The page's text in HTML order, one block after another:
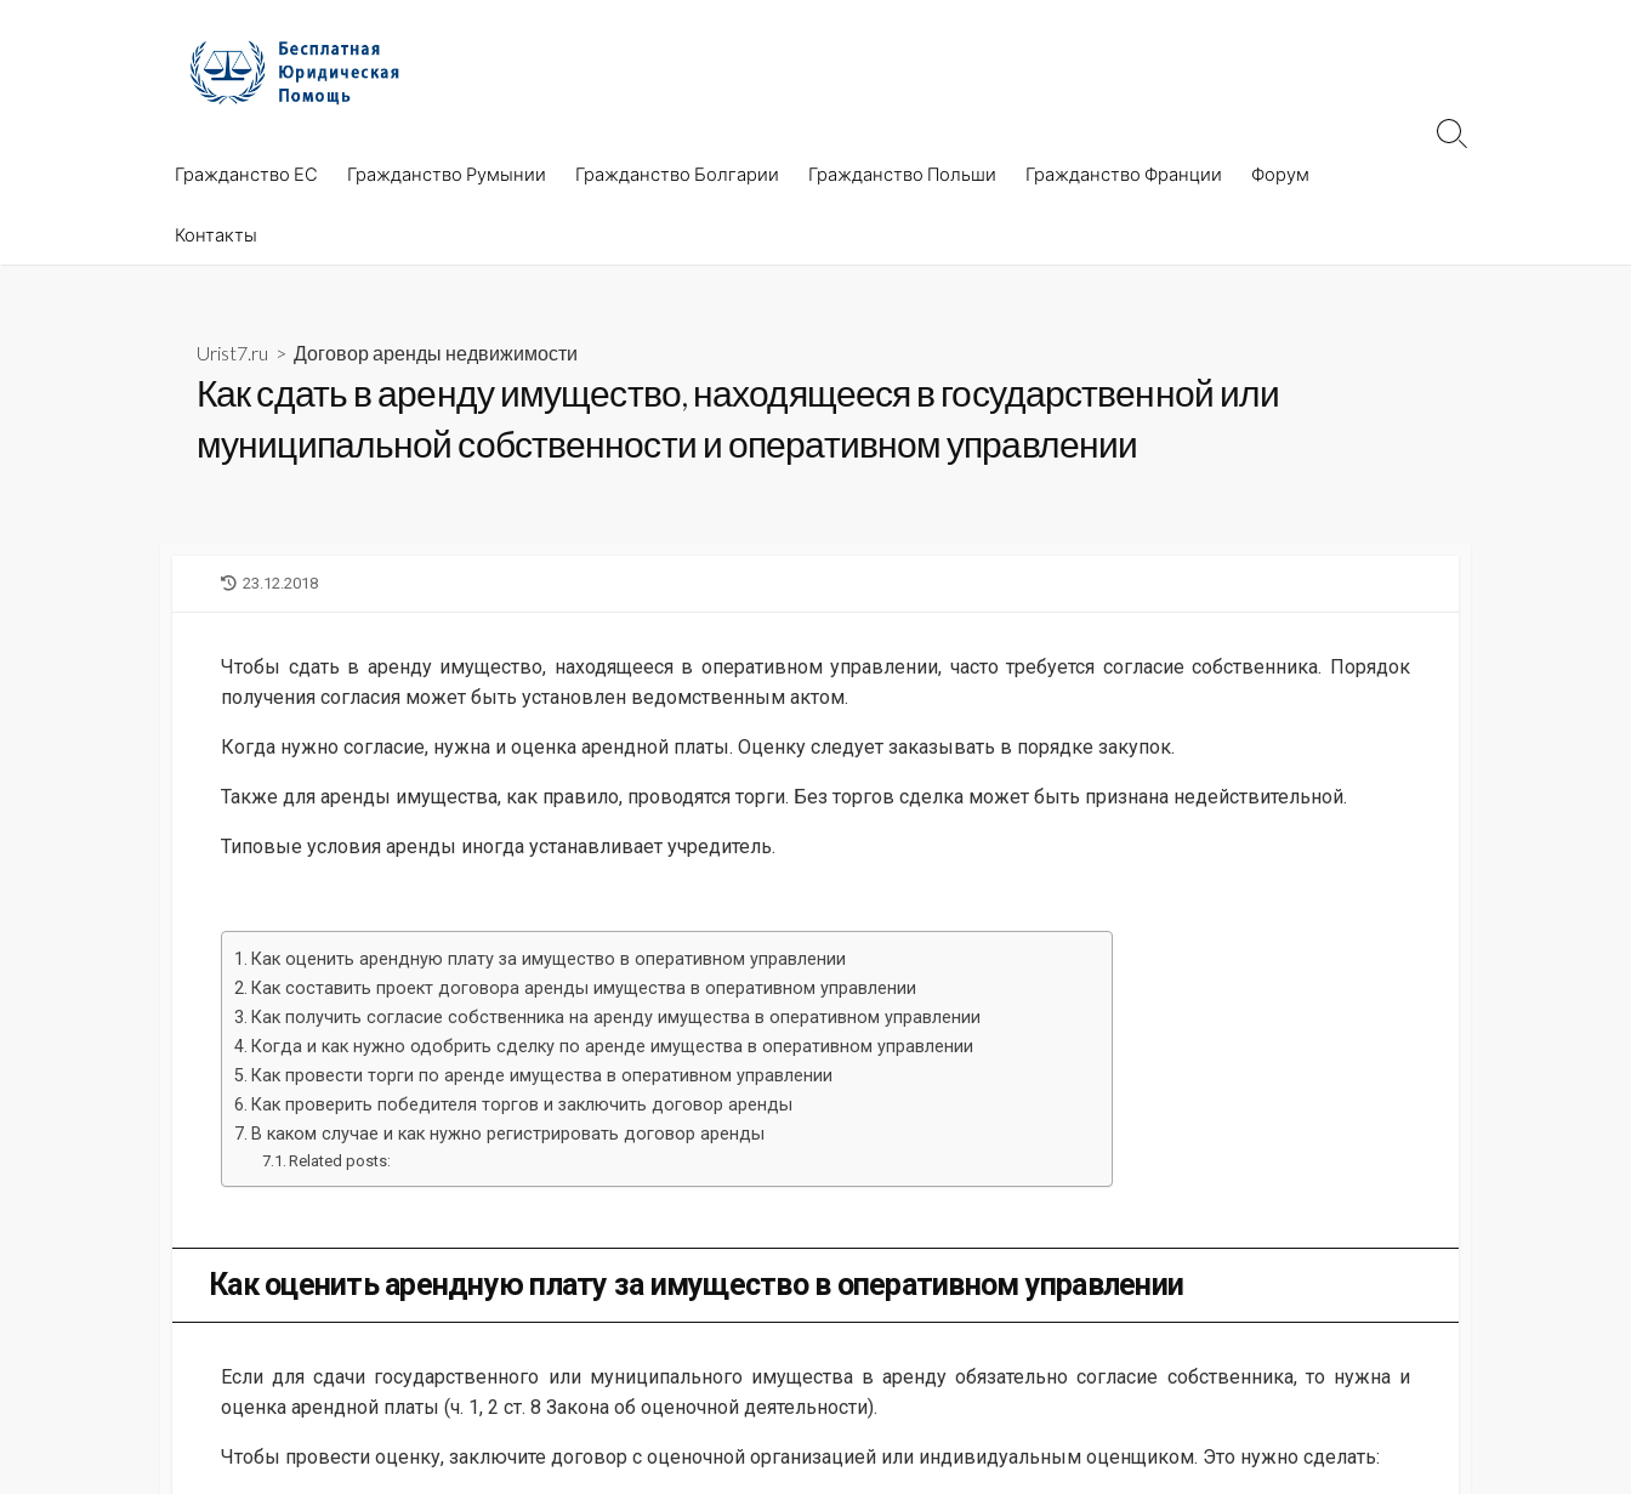
Гражданство ЕС Гражданство Румынии Гражданство Болгарии Гражданство Польши Гражданство Франции Форум
Контакты
Search
Urist7.ru > Договор аренды недвижимости
Как сдать в аренду имущество, находящееся в государственной или
муниципальной собственности и оперативном управлении
LAST
23.12.2018
Чтобы сдать в аренду имущество, находящееся в оперативном управлении, часто требуется согласие собственника. Порядок
получения согласия может быть установлен ведомственным актом.
Когда нужно согласие, нужна и оценка арендной платы. Оценку следует заказывать в порядке закупок.
Также для аренды имущества, как правило, проводятся торги. Без торгов сделка может быть признана недействительной.
Типовые условия аренды иногда устанавливает учредитель.
Как оценить арендную плату за имущество в оперативном управлении
Как составить проект договора аренды имущества в оперативном управлении
Как получить согласие собственника на аренду имущества в оперативном управлении
Когда и как нужно одобрить сделку по аренде имущества в оперативном управлении
Как провести торги по аренде имущества в оперативном управлении
Как проверить победителя торгов и заключить договор аренды
В каком случае и как нужно регистрировать договор аренды
Related posts:
Как оценить арендную плату за имущество в оперативном управлении
Если для сдачи государственного или муниципального имущества в аренду обязательно согласие собственника, то нужна и
оценка арендной платы (ч. 1, 2 ст. 8 Закона об оценочной деятельности).
Чтобы провести оценку, заключите договор с оценочной организацией или индивидуальным оценщиком. Это нужно сделать: